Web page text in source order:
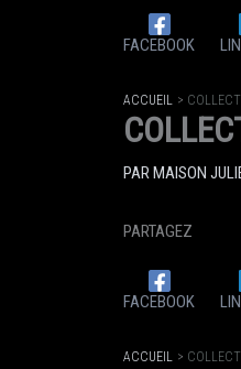
FACEBOOK
ACCUEIL
PARMAISON
PARTAGEZ
FACEBOOK
ACCUEIL